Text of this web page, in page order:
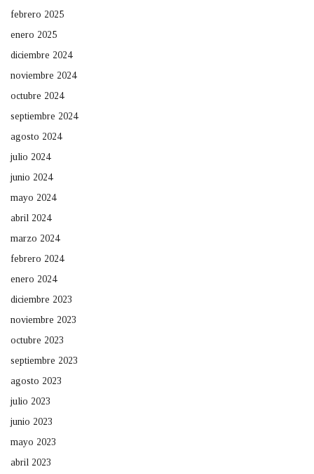
febrero 2025
enero 2025
diciembre 2024
noviembre 2024
octubre 2024
septiembre 2024
agosto 2024
julio 2024
junio 2024
mayo 2024
abril 2024
marzo 2024
febrero 2024
enero 2024
diciembre 2023
noviembre 2023
octubre 2023
septiembre 2023
agosto 2023
julio 2023
junio 2023
mayo 2023
abril 2023